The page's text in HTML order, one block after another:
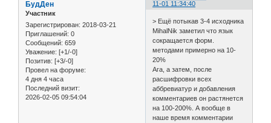
11-01 11:34:40
БудДен
Участник
Зарегистрирован: 2018-03-21
Приглашений: 0
Сообщений: 659
Уважение: [+1/-0]
Позитив: [+3/-0]
Провел на форуме:
4 дня 4 часа
Последний визит:
2026-02-05 09:54:04
> Ещё потыкав 3-4 исходника
MihalNik заметил что язык
сокращается форм.
методами примерно на 10-
20%
Ага, а затем, после
расшифровки всех
аббревиатур и добавления
комментариев он растянется
на 100-200%. А вообще в
наше время комментарии